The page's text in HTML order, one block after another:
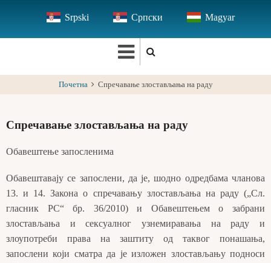
main
Srpski Српски Magyar
Почетна Спречавање злостављања на раду
Спречавање злостављања на раду
Обавештење запосленима
Обавештавају се запослени, да је, шодно одредбама чланова
13. и 14. Закона о спречавању злостављања на раду („Сл.
гласник РС“ бр. 36/2010) и Обавештењем о забрани
злостављања и сексуалног узнемиравања на раду и
злоупотреби права на заштиту од таквог понашања,
запослени који сматра да је изложен злостављању подноси